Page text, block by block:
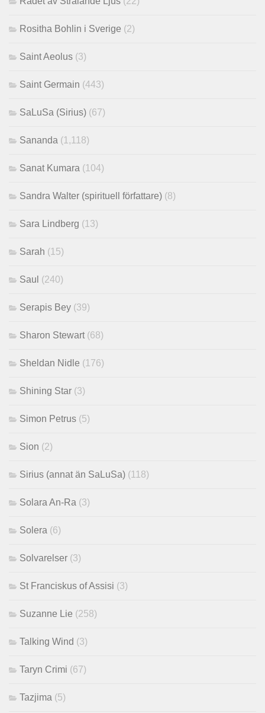
Rositha Bohlin i Sverige (2)
Saint Aeolus (3)
Saint Germain (443)
SaLuSa (Sirius) (67)
Sananda (1,118)
Sanat Kumara (104)
Sandra Walter (spirituell författare) (8)
Sara Lindberg (13)
Sarah (15)
Saul (240)
Serapis Bey (39)
Sharon Stewart (68)
Sheldan Nidle (176)
Shining Star (3)
Simon Petrus (5)
Sion (2)
Sirius (annat än SaLuSa) (118)
Solara An-Ra (3)
Solera (6)
Solvarelser (3)
St Franciskus of Assisi (3)
Suzanne Lie (258)
Talking Wind (3)
Taryn Crimi (67)
Tazjima (5)